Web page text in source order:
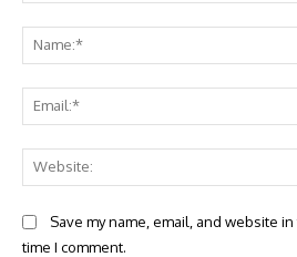
Save my name, email, and website
time I comment.